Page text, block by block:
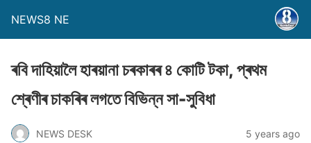
NEWS8 NE
ৰবি দাহিয়ালৈ হাৰয়ানা চৰকাৰৰ ৪ কোটি টকা, প্ৰথম
শ্ৰেণীৰ চাকৰিৰ লগতে বিভিন্ন সা-সুবিধা
NEWS DESK 5 years ago